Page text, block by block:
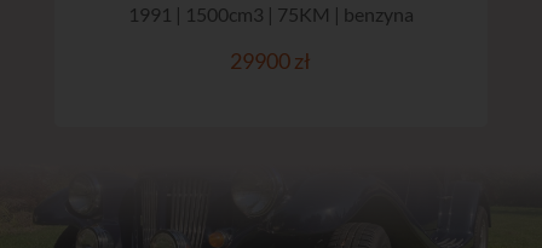
1991 | 1500cm3 | 75KM | benzyna
29900 zł